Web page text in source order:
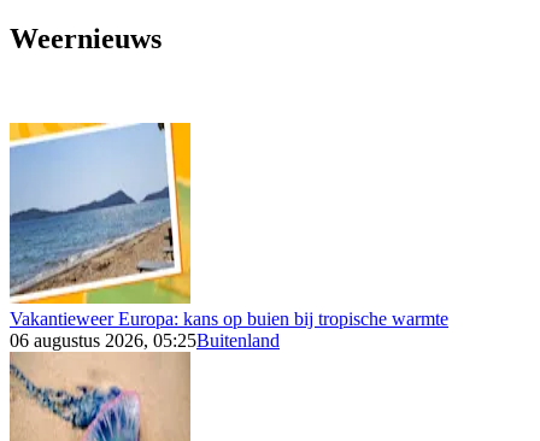
Weernieuws
Vakantieweer Europa: kans op buien bij tropische warmte
06 augustus 2026, 05:25Buitenland